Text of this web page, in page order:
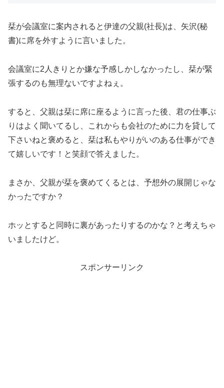
栞が会議室に案内されると伊達の父親(社長)は、矢沢(秘
書)に席を外すように言いました。
会議室に2人きりとか嫌な予感しかしなかったし、栞が緊
張するのも無理ないですよねぇ。
すると、父親は栞に席に座るように言った後、君の仕事ぶ
りはよく聞いてるし、これからも会社のために力を貸して
下さいねと褒めると、栞は私もやりがいのある仕事ができ
て嬉しいです！と笑顔で答えました。
まさか、父親が栞を褒めてくるとは、予想外の展開じゃな
かったですか？
ホッとすると同時に裏があったりするのかな？と考えちゃ
いましたけど。
スポンサーリンク